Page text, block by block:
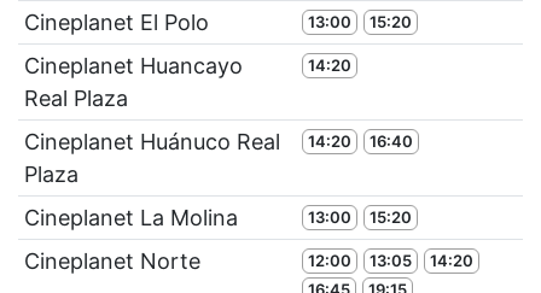
Cineplanet El Polo 13:00 15:20
Cineplanet Huancayo
Real Plaza
14:20
Cineplanet Huánuco Real
Plaza
14:20 16:40
Cineplanet La Molina 13:00 15:20
Cineplanet Norte 12:00 13:05
14:20